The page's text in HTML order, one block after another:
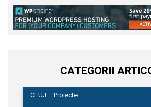
CATEGORII
CLUJ – Proiecte